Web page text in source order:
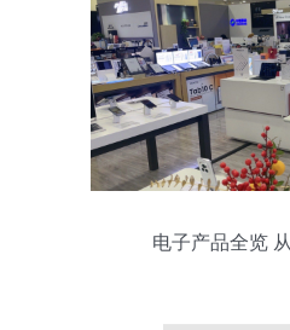
电子产品全览